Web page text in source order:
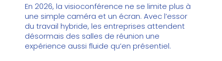
En 2026, la visioconférence ne se limite plus à
une simple caméra et un écran. Avec l’essor
du travail hybride, les entreprises attendent
désormais des salles de réunion une
expérience aussi fluide qu’en présentiel.